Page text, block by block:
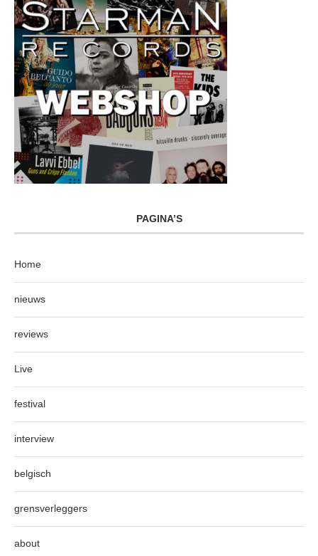
PAGINA’S
Home
nieuws
reviews
Live
festival
interview
belgisch
grensverleggers
about